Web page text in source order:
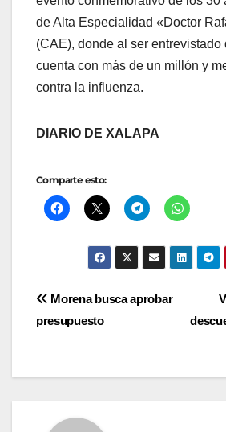
de Alta Especialidad «Doctor
(CAE), donde al ser entrevistado
cuenta con más de un millón y
contra la influenza.
DIARIO DE XALAPA
Comparte esto:
Navegación
de
entradas
Morena busca aprobar
presupuesto